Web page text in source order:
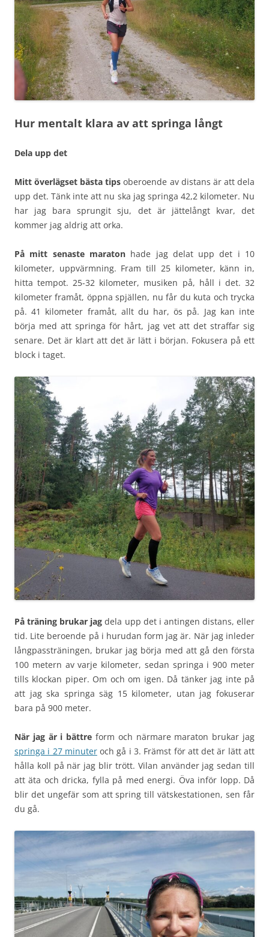
Hur mentalt klara av att springa långt
Dela upp det
Mitt överlägset bästa tips oberoende av distans är att dela
upp det. Tänk inte att nu ska jag springa 42,2 kilometer. Nu
har jag bara sprungit sju, det är jättelångt kvar, det
kommer jag aldrig att orka.
På mitt senaste maratonhade jag delat upp det i 10
kilometer, uppvärmning. Fram till 25 kilometer, känn in,
hitta tempot. 25-32 kilometer, musiken på, håll i det. 32
kilometer framåt, öppna spjällen, nu får du kuta och trycka
på. 41 kilometer framåt, allt du har, ös på. Jag kan inte
börja med att springa för hårt, jag vet att det straffar sig
senare. Det är klart att det är lätt i början. Fokusera på ett
block i taget.
På träning brukar jag dela upp det i antingen distans, eller
tid. Lite beroende på i hurudan form jag är. När jag inleder
långpassträningen, brukar jag börja med att gå den första
100 metern av varje kilometer, sedan springa i 900 meter
tills klockan piper. Om och om igen. Då tänker jag inte på
att jag ska springa säg 15 kilometer, utan jag fokuserar
bara på 900 meter.
När jag är i bättre form och närmare maraton brukar jag
springa i 27 minuteroch gå i 3. Främst för att det är lätt att
hålla koll på när jag blir trött. Vilan använder jag sedan till
att äta och dricka, fylla på med energi. Öva inför lopp. Då
blir det ungefär som att spring till vätskestationen, sen får
du gå.